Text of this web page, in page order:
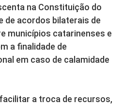
na Constituição do
de acordos bilaterais de
municípios catarinenses e
a finalidade de
em caso de calamidade
a troca de recursos,